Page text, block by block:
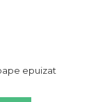
epuizat